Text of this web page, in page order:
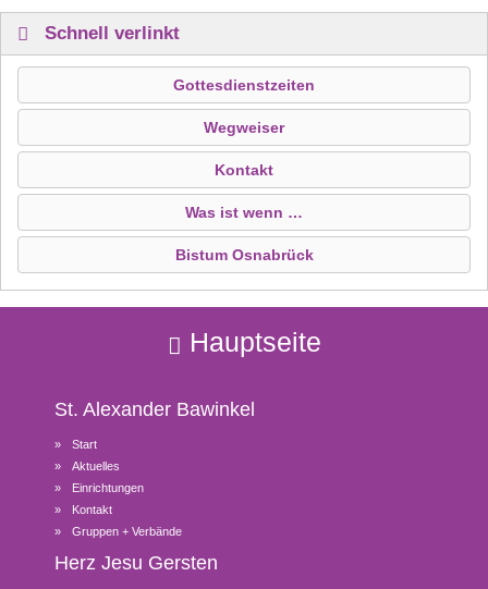
Schnell verlinkt
Gottesdienstzeiten
Wegweiser
Kontakt
Was ist wenn …
Bistum Osnabrück
Hauptseite
St. Alexander Bawinkel
Start
Aktuelles
Einrichtungen
Kontakt
Gruppen + Verbände
Herz Jesu Gersten